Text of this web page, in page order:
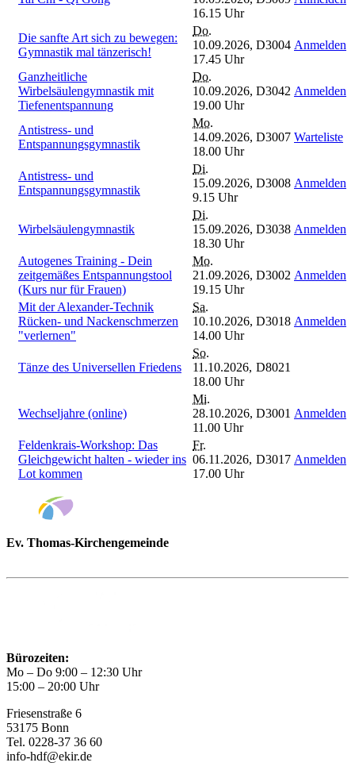
16.15 Uhr
Die sanfte Art sich zu bewegen:
Gymnastik mal tänzerisch!
Do.
10.09.2026,
17.45 Uhr
D3004 Anmelden
Ganzheitliche
Wirbelsäulengymnastik mit
Tiefenentspannung
Do.
10.09.2026,
19.00 Uhr
D3042 Anmelden
Antistress- und
Entspannungsgymnastik
Mo.
14.09.2026,
18.00 Uhr
D3007 Warteliste
Antistress- und
Entspannungsgymnastik
Di.
15.09.2026,
9.15 Uhr
D3008 Anmelden
Wirbelsäulengymnastik
Di.
15.09.2026,
18.30 Uhr
D3038 Anmelden
Autogenes Training - Dein
zeitgemäßes Entspannungstool
(Kurs nur für Frauen)
Mo.
21.09.2026,
19.15 Uhr
D3002 Anmelden
Mit der Alexander-Technik
Rücken- und Nackenschmerzen
"verlernen"
Sa.
10.10.2026,
14.00 Uhr
D3018 Anmelden
Tänze des Universellen Friedens
So.
11.10.2026,
18.00 Uhr
D8021
Wechseljahre (online)
Mi.
28.10.2026,
11.00 Uhr
D3001 Anmelden
Feldenkrais-Workshop: Das
Gleichgewicht halten - wieder ins
Lot kommen
Fr.
06.11.2026,
17.00 Uhr
D3017 Anmelden
Ev. Thomas-Kirchengemeinde
Bürozeiten:
Mo – Do 9:00 – 12:30 Uhr
15:00 – 20:00 Uhr
Friesenstraße 6
53175 Bonn
Tel. 0228-37 36 60
info-hdf@ekir.de